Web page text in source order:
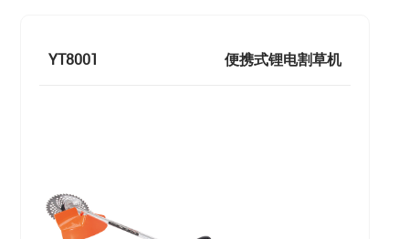
YT8001 便携式锂电割草机